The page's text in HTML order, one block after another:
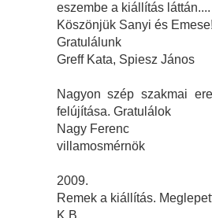
eszembe a kiállítás láttán....
Köszönjük Sanyi és
Gratulálunk
Greff Kata, Spiesz János
Nagyon szép szakmai
felújítása. Gratulálok
Nagy Ferenc
villamosmérnök
2009.
Remek a kiállítás.